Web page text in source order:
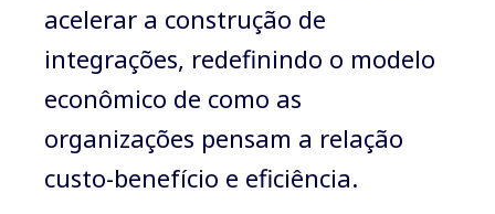
acelerar a construção de
integrações, redefinindo o modelo
econômico de como as
organizações pensam a relação
custo-benefício e eficiência.